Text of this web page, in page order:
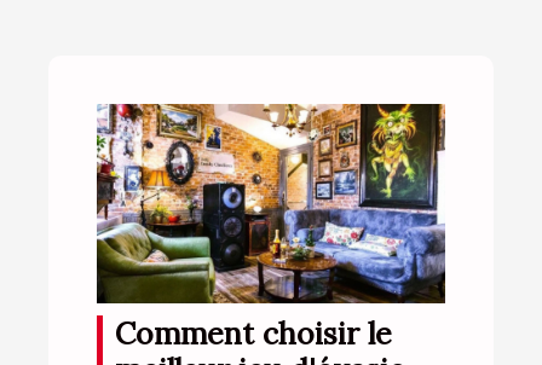
Comment choisir le